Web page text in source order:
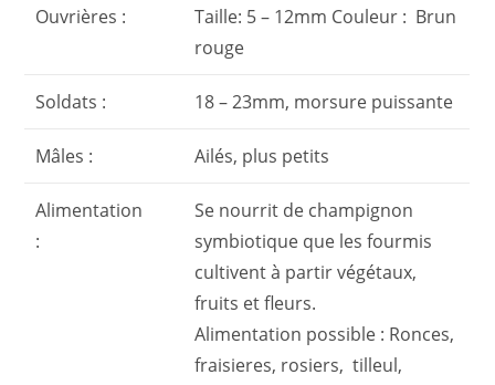
Ouvrières :
Taille: 5 – 12mm Couleur : Brun
rouge
Soldats : 18 – 23mm, morsure puissante
Mâles : Ailés, plus petits
Alimentation
:
Se nourrit de champignon
symbiotique que les fourmis
cultivent à partir végétaux,
fruits et fleurs.
Alimentation possible : Ronces,
fraisieres, rosiers, tilleul,